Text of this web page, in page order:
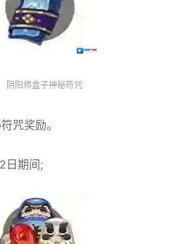
阴阳师盒子神秘符咒
咒奖励。
日期间;